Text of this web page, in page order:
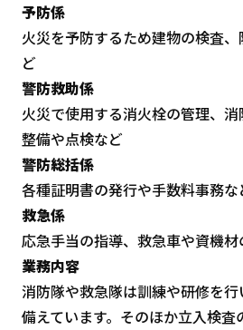
予防係
火災を予防するため建物の検査
ど
警防救助係
火災で使用する消火栓の管理、
整備や点検など
警防総括係
各種証明書の発行や手数料事務な
救急係
応急手当の指導、救急車や資機
業務内容
消防隊や救急隊は訓練や研修を
備えています。そのほか立入検